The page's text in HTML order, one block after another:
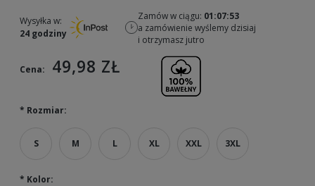
Wysyłka w:
24 godziny
Zamów w ciągu: 01:07:52
a zamówienie wyślemy dzisiaj
i otrzymasz jutro
Cena: 49,98 ZŁ
* Rozmiar:
S M L XL XXL 3XL
* Kolor: